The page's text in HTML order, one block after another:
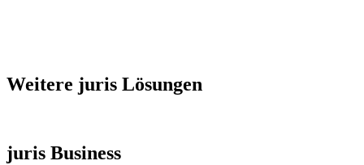
Weitere juris Lösungen
juris Business